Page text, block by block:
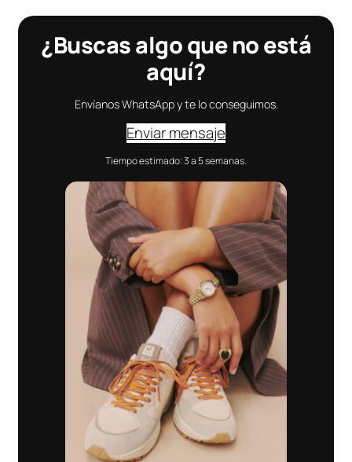
¿Buscas algo que no está
aquí?
Envíanos WhatsApp y te lo conseguimos.
Enviar mensaje
Tiempo estimado: 3 a 5 semanas.